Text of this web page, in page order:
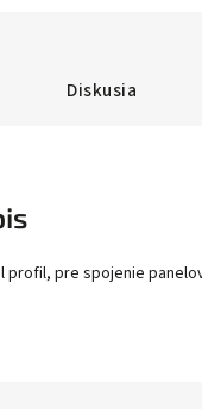
Diskusia
profil, pre spojenie